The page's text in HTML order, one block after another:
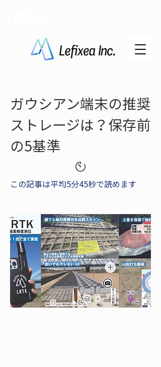
ガウシアン端末の推奨
ストレージは？保存前
の5基準
この記事は平均5分45秒で読めます